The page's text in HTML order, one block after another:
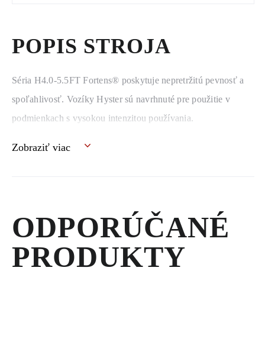
POPIS STROJA
Séria H4.0-5.5FT Fortens® poskytuje nepretržitú pevnosť a
spoľahlivosť. Vozíky Hyster sú navrhnuté pre použitie v
podmienkach s vysokou intenzitou používania.
Zobraziť viac
ODPORÚČANÉ
PRODUKTY